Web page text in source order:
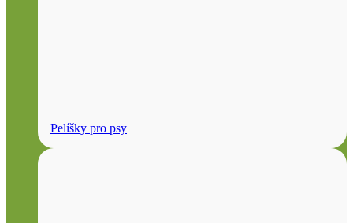
Pelíšky pro psy